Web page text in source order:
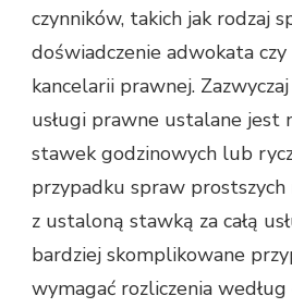
czynników, takich jak rodzaj
doświadczenie adwokata czy
kancelarii prawnej.
usługi prawne ustalane jest
stawek godzinowych lub
przypadku spraw prostszych
z ustaloną stawką za całą
bardziej skomplikowane
wymagać rozliczenia według